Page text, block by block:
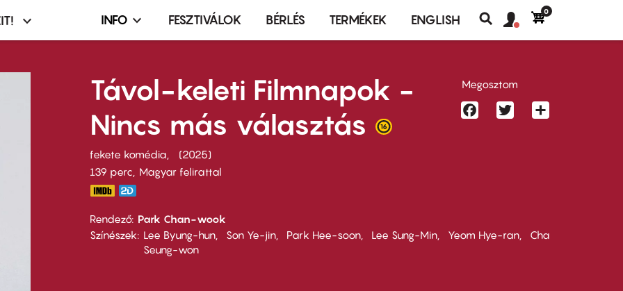
Infó,
terembérlés
menü
INFO FESZTIVÁLOK BÉRLÉS TERMÉKEK ENGLISH
Keresés
fiók
Felhasználói
0
Távol-keleti Filmnapok -
Nincs más választás
fekete komédia
2025
139 perc,
Magyar felirattal
Rendező Park Chan-wook
Színészek
Lee Byung-hun Son Ye-jin Park Hee-soon Lee Sung-Min Yeom Hye-ran
Cha
Seung-won
Megosztom
FacebookTwitter